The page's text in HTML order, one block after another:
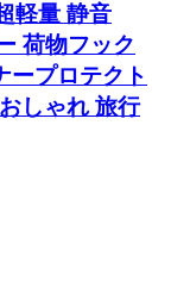
軽量 静音
荷物フック
ープロテクト
しゃれ 旅行